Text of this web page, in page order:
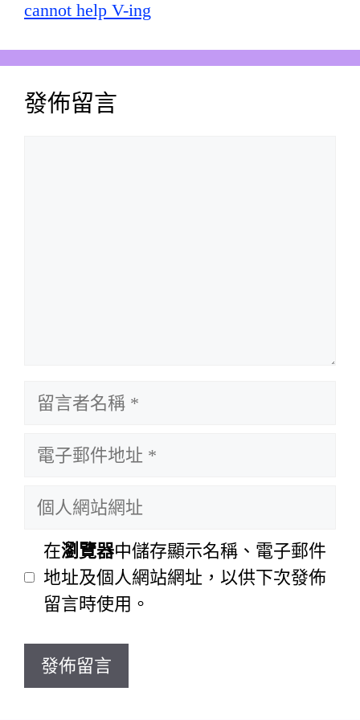
cannot help V-ing
發佈留言
留
者
稱
電
郵
址
個
站
在瀏覽器中儲存顯示名稱、電子郵件
地址及個人網站網址，以供下次發佈
留言時使用。